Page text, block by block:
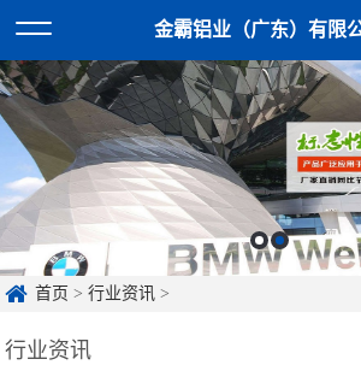
金霸铝业（广东）有限
首页 >行业资讯 >
行业资讯